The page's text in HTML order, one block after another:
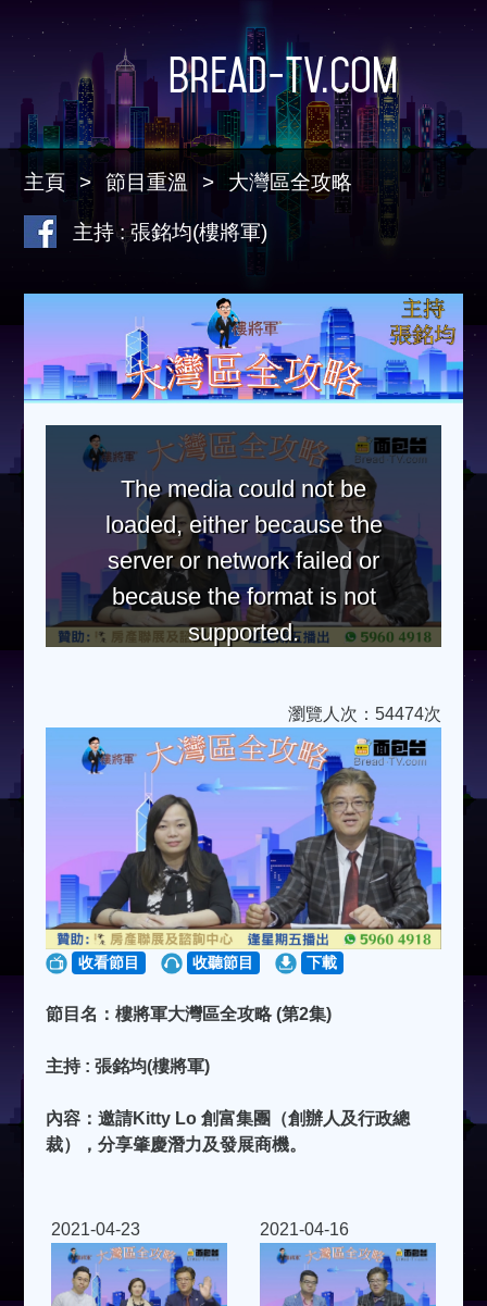
Bread-TV.com
主頁 節目重溫 大灣區全攻略
主持 : 張銘均(樓將軍)
The media could not be
loaded, either because the
server or network failed or
because the format is not
supported.
瀏覽人次：54474次
收看節目 收聽節目 下載
節目名：樓將軍大灣區全攻略 (第2集)
主持 : 張銘均(樓將軍)
內容：邀請Kitty Lo 創富集團（創辦人及行政總
裁），分享肇慶潛力及發展商機。
2021-04-23 2021-04-16